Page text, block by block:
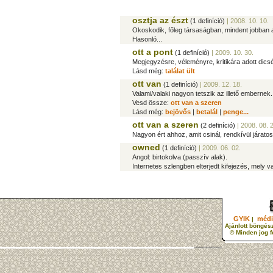
osztja az észt (1 definíció) | 2008. 10. 10.
Okoskodik, főleg társaságban, mindent
Hasonló...
ott a pont (1 definíció) | 2009. 10. 30.
Megjegyzésre, véleményre, kritikára adott
Lásd még: találat ült
ott van (1 definíció) | 2009. 12. 18.
Valami/valaki nagyon tetszik az illető embernek.
Vesd össze: ott van a szeren
Lásd még: bejövős | betalál | penge...
ott van a szeren (2 definíció) | 2008. 08.
Nagyon ért ahhoz, amit csinál, rendkívül
owned (1 definíció) | 2009. 06. 02.
Angol: birtokolva (passzív alak).
Internetes szlengben elterjedt kifejezés, mely
GYIK |
Ajánlott
© Minden jog